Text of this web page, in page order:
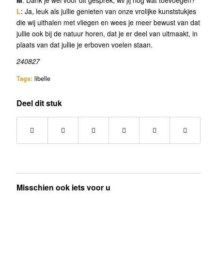
L: Ja, leuk als jullie genieten van onze vrolijke kunststukjes
die wij uithalen met vliegen en wees je meer bewust van dat
jullie ook bij de natuur horen, dat je er deel van uitmaakt, in
plaats van dat jullie je erboven voelen staan.
240827
Tags: libelle
Deel dit stuk
Misschien ook iets voor u